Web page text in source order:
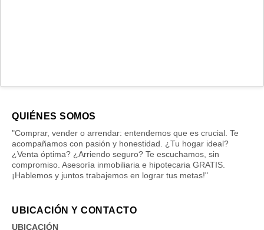
QUIÉNES SOMOS
"Comprar, vender o arrendar: entendemos que es crucial. Te
acompañamos con pasión y honestidad. ¿Tu hogar ideal?
¿Venta óptima? ¿Arriendo seguro? Te escuchamos, sin
compromiso. Asesoría inmobiliaria e hipotecaria GRATIS.
¡Hablemos y juntos trabajemos en lograr tus metas!"
UBICACIÓN Y CONTACTO
UBICACIÓN